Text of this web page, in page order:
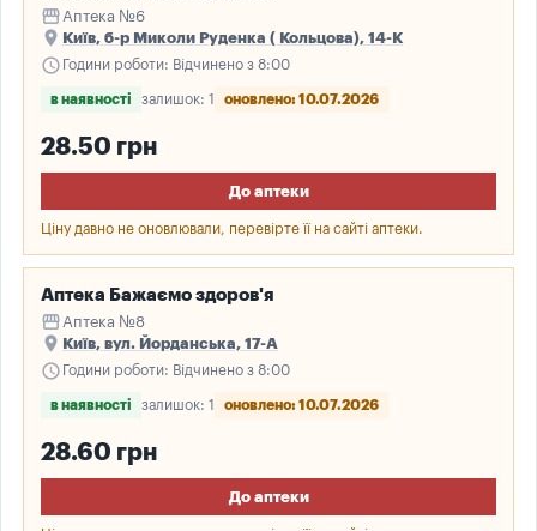
storefront Аптека №6
place Київ, б-р Миколи Руденка ( Кольцова), 14-К
schedule Години роботи: Відчинено з 8:00
в наявності залишок: 1 оновлено: 10.07.2026
28.50 грн
До аптеки
Ціну давно не оновлювали, перевірте її на сайті аптеки.
Аптека Бажаємо здоров'я
storefront Аптека №8
place Київ, вул. Йорданська, 17-А
schedule Години роботи: Відчинено з 8:00
в наявності залишок: 1 оновлено: 10.07.2026
28.60 грн
До аптеки